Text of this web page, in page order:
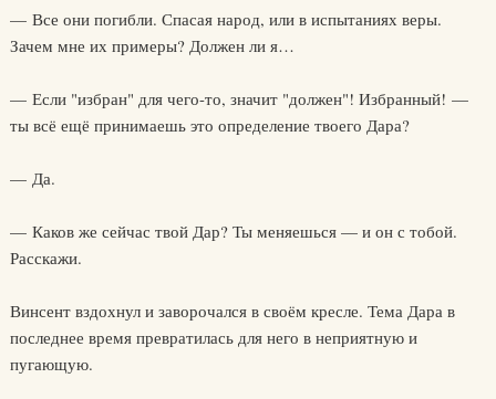
— Все они погибли. Спасая народ, или в испытаниях веры.
Зачем мне их примеры? Должен ли я…
— Если "избран" для чего-то, значит "должен"! Избранный! —
ты всё ещё принимаешь это определение твоего Дара?
— Да.
— Каков же сейчас твой Дар? Ты меняешься — и он с тобой.
Расскажи.
Винсент вздохнул и заворочался в своём кресле. Тема Дара в
последнее время превратилась для него в неприятную и
пугающую.